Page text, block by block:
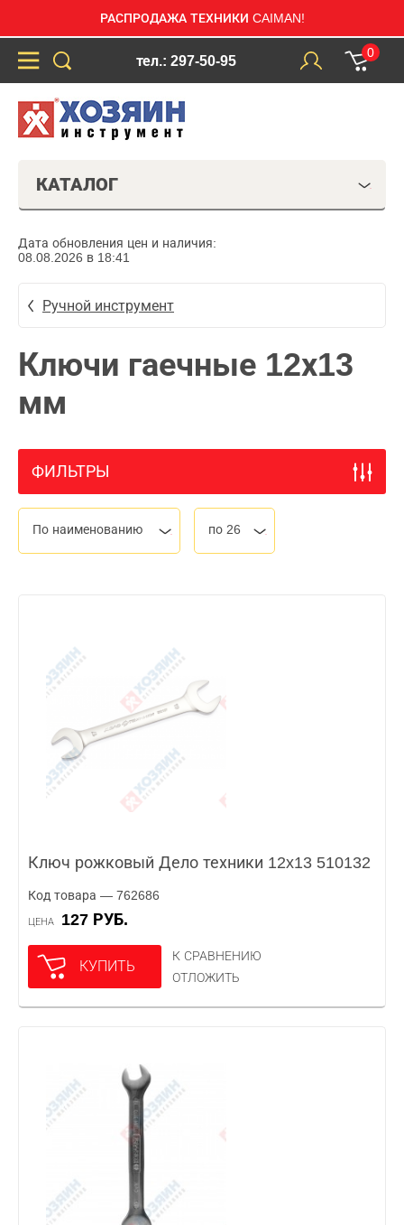
РАСПРОДАЖА ТЕХНИКИ CAIMAN!
тел.: 297-50-95
0
КАТАЛОГ
Дата обновления цен и наличия:
08.08.2026 в 18:41
Ручной инструмент
Ключи гаечные 12х13
мм
ФИЛЬТРЫ
По наименованию по 26
Ключ рожковый Дело техники 12x13 510132
Код товара — 762686
ЦЕНА 127 РУБ.
КУПИТЬ
К СРАВНЕНИЮ
ОТЛОЖИТЬ